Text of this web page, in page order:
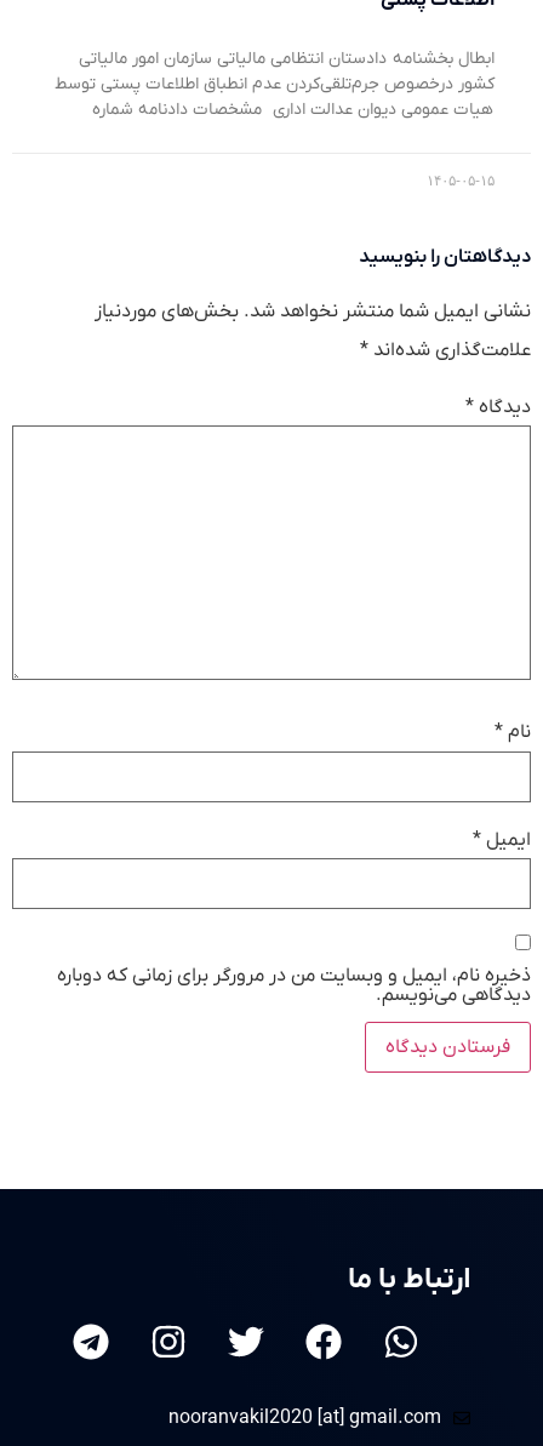
ابطال بخشنامه دادستان انتظامی مالیاتی سازمان امور مالیاتی
کشور درخصوص جرم‌تلقی‌کردن عدم انطباق اطلاعات پستی توسط
هیات عمومی دیوان عدالت اداری مشخصات دادنامه شماره
۱۴۰۵-۰۵-۱۵
دیدگاهتان را بنویسید
نشانی ایمیل شما منتشر نخواهد شد. بخش‌های موردنیاز
علامت‌گذاری شده‌اند *
دیدگاه *
نام *
ایمیل *
ذخیره نام، ایمیل و وبسایت من در مرورگر برای زمانی که دوباره
دیدگاهی می‌نویسم.
ارتباط با ما
nooranvakil2020 [at] gmail.com